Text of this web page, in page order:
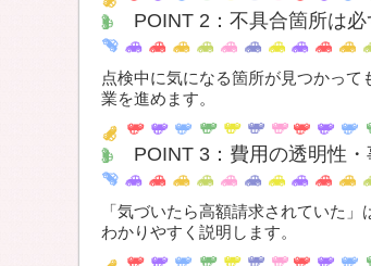
POINT 2：不具合箇所は
点検中に気になる箇所が見つかっ
業を進めます。
POINT 3：費用の透明性
「気づいたら高額請求されていた
わかりやすく説明します。